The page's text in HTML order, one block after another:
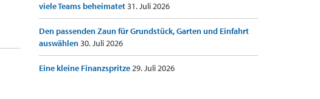
viele Teams beheimatet31. Juli 2026
Den passenden Zaun für Grundstück, Garten und Einfahrt
auswählen30. Juli 2026
Eine kleine Finanzspritze29. Juli 2026